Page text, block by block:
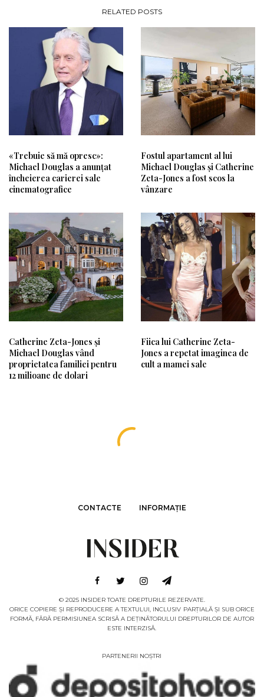
RELATED POSTS
«Trebuie să mă opresc»:
Michael Douglas a anunțat
încheierea carierei sale
cinematografice
Fostul apartament al lui
Michael Douglas și Catherine
Zeta-Jones a fost scos la
vânzare
Catherine Zeta-Jones și
Michael Douglas vând
proprietatea familiei pentru
12 milioane de dolari
Fiica lui Catherine Zeta-
Jones a repetat imaginea de
cult a mamei sale
CONTACTE INFORMAȚIE
© 2025 INSIDER TOATE DREPTURILE REZERVATE.
ORICE COPIERE ȘI REPRODUCERE A TEXTULUI, INCLUSIV PARȚIALĂ ȘI SUB ORICE
FORMĂ, FĂRĂ PERMISIUNEA SCRISĂ A DEȚINĂTORULUI DREPTURILOR DE AUTOR
ESTE INTERZISĂ.
PARTENERII NOȘTRI